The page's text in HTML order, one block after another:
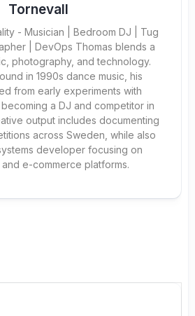
Tornevall
- Musician | Bedroom DJ | Tug
| DevOps Thomas blends a
photography, and technology.
in 1990s dance music, his
from early experiments with
a DJ and competitor in
output includes documenting
across Sweden, while also
developer focusing on
e-commerce platforms.